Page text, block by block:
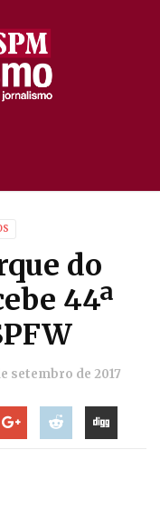
do
44ª
setembro de 2017